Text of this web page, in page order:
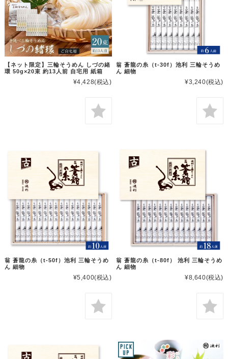
【ネット限定】三輪そうめん しづの緒
環 50g×20束 約13人前 自宅用 紙箱
¥4,428(税込)
翁 蒼龍の糸（t-30f）池利 三輪そうめ
ん 細物
¥3,240(税込)
翁 蒼龍の糸（t-50f）池利 三輪そうめ
ん 細物
¥5,400(税込)
翁 蒼龍の糸（t-80f） 池利 三輪そうめ
ん 細物
¥8,640(税込)